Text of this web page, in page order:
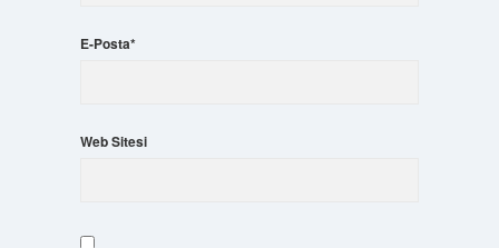
E-Posta*
Web Sitesi